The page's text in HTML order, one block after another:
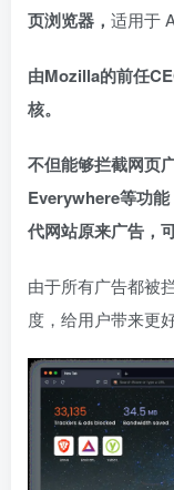
页浏览器， 适用于
由Mozilla的前任
核。
不但能够拦截网页
Everywhere等功
代网站原来广告，
由于所有广告都被
度，给用户带来更